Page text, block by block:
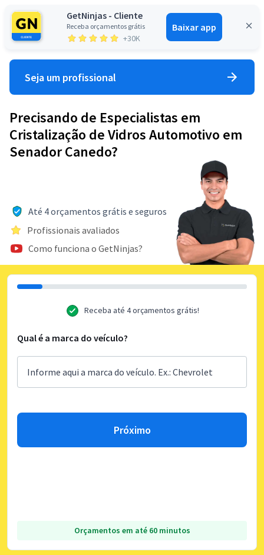
GetNinjas - Cliente
Receba orçamentos grátis
+30K
Baixar app
Entrar
Seja um profissional
Precisando de Especialistas em
Cristalização de Vidros Automotivo em
Senador Canedo?
Até 4 orçamentos grátis e seguros
Profissionais avaliados
Como funciona o GetNinjas?
Receba até 4 orçamentos grátis!
Qual é a marca do veículo?
Próximo
Orçamentos em até 60 minutos